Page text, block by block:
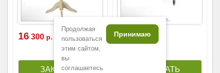
16 300 р. 133 700р.
Продолжая
пользоваться
этим сайтом,
вы
соглашаетесь
Принимаю